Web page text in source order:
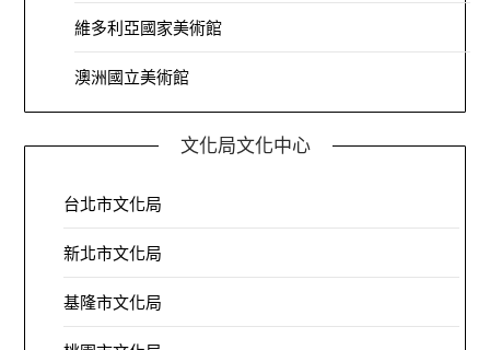
維多利亞國家美術館
澳洲國立美術館
文化局文化中心
台北市文化局
新北市文化局
基隆市文化局